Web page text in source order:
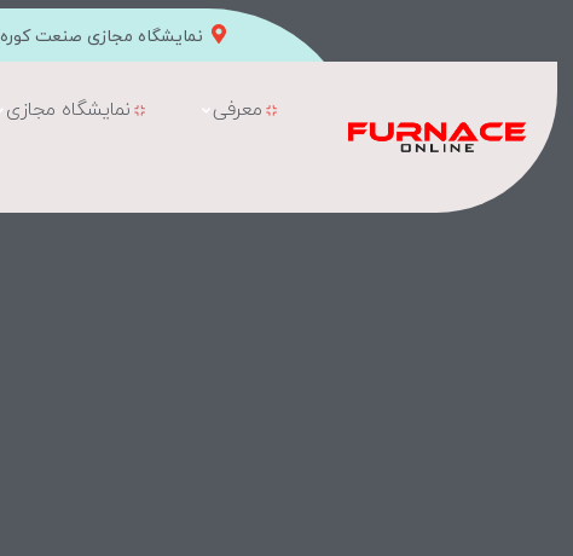
نمایشگاه مجازی صنعت کوره
معرفی نمایشگاه مجازی